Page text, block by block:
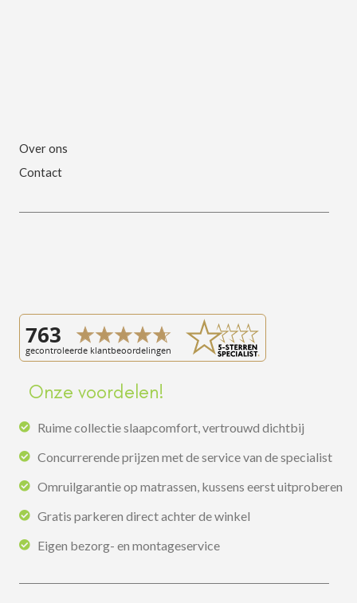
Over ons
Contact
Onze voordelen!
Ruime collectie slaapcomfort, vertrouwd dichtbij
Concurrerende prijzen met de service van de specialist
Omruilgarantie op matrassen, kussens eerst uitproberen
Gratis parkeren direct achter de winkel
Eigen bezorg- en montageservice